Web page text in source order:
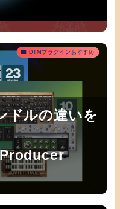
DTMプラグインおすすめ
ドルの違いを